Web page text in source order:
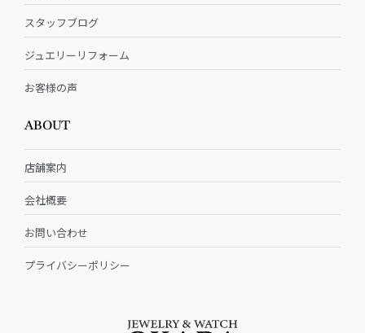
スタッフブログ
ジュエリーリフォーム
お客様の声
ABOUT
店舗案内
会社概要
お問い合わせ
プライバシーポリシー